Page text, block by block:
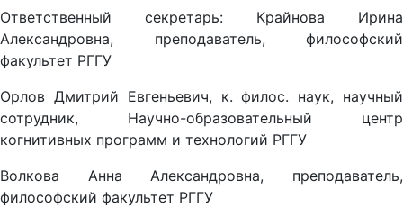
Ответственный секретарь: Крайнова Ирина
Александровна, преподаватель, философский
факультет РГГУ
Орлов Дмитрий Евгеньевич, к. филос. наук, научный
сотрудник, Научно-образовательный центр
когнитивных программ и технологий РГГУ
Волкова Анна Александровна, преподаватель,
философский факультет РГГУ